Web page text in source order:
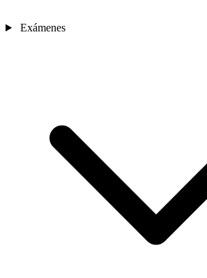
Sedes
Contacto
Exámenes